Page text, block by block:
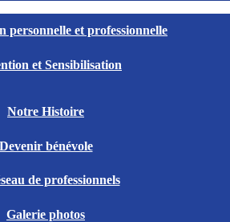
personnelle et professionnelle
et Sensibilisation
Notre Histoire
Devenir bénévole
de professionnels
Galerie photos